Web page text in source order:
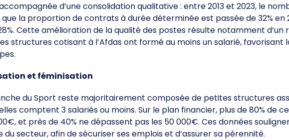
Fiches Conseils
d’une consolidation qualitative : entre 2013 et 2023, le
la proportion de contrats à durée déterminée est passée de 32% en
Cette amélioration de la qualité des postes résulte notamment d’un
structures cotisant à l’Afdas ont formé au moins un salarié, favorisant
et féminisation
du Sport reste majoritairement composée de petites structures
comptent 3 salariés ou moins. Sur le plan financier, plus de 80% de
et près de 40% ne dépassent pas les 50 000€. Ces données
secteur, afin de sécuriser ses emplois et d’assurer sa pérennité.